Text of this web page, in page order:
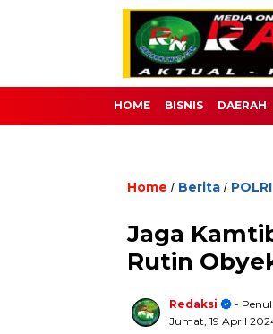
HOME BISNIS DAERAH
Home / Berita / POLRI
Jaga
Rutin
Redaksi
-
Jumat, 19 April